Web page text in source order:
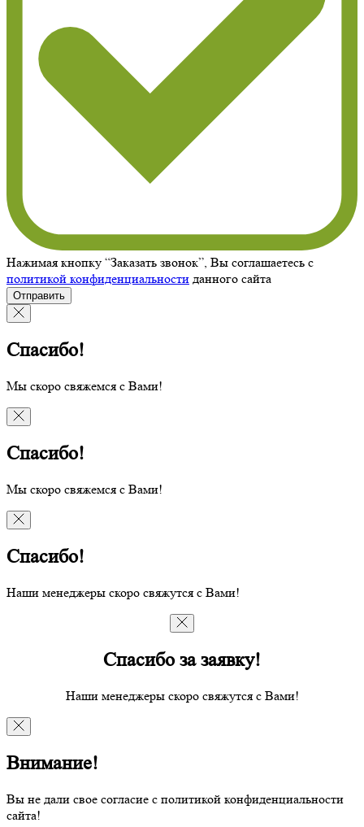
Нажимая кнопку “Заказать звонок”, Вы соглашаетесь с
политикой конфиденциальности данного сайта
Отправить
Спасибо!
Мы скоро свяжемся с Вами!
Спасибо!
Мы скоро свяжемся с Вами!
Спасибо!
Наши менеджеры скоро свяжутся с Вами!
Спасибо за заявку!
Наши менеджеры скоро свяжутся с Вами!
Внимание!
Вы не дали свое согласие с политикой конфиденциальности
сайта!